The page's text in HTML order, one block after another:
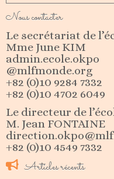
Nous contacter
Le secrétariat de
Mme June KIM
admin.ecole.okpo
@mlfmonde.org
+82 (0)10 9284 7332
+82 (0)10 4702 6049
Le directeur de
M. Jean FONTAINE
+82 (0)10 4549 7332
Articles récents